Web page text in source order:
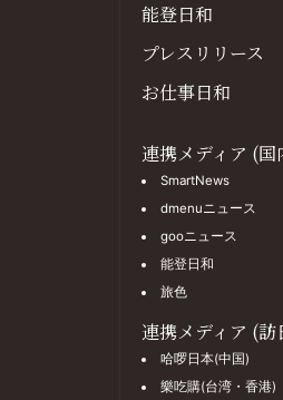
能登日和
プレスリリース
お仕事日和
連携メディア (国
SmartNews
dmenuニュース
gooニュース
能登日和
旅色
連携メディア (訪
哈啰日本(中国)
樂吃購(台湾・香港)